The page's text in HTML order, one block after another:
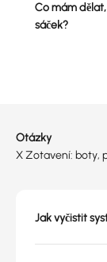
Co mám
sáček?
Otázky
X Zotavení: boty,
Jak vyčistit